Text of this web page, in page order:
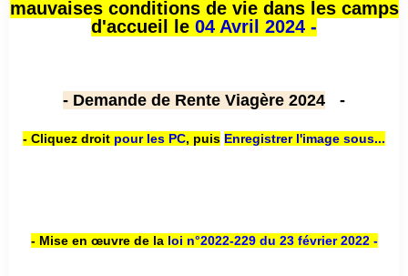
mauvaises conditions de vie dans les camps
d'accueil le 04 Avril 2024 -
- Demande de Rente Viagère 2024 -
- Cliquez droit pour les PC, puis Enregistrer l'image sous...
- Mise en œuvre de la loi n°2022-229 du 23 février 2022 -